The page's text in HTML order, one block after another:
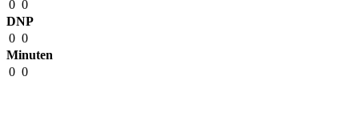
0 0
DNP
0 0
Minuten
0 0